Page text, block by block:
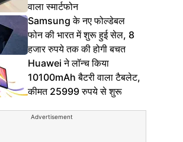
वाला स्मार्टफोन
Samsung के नए फोल्डेबल
फोन की भारत में शुरू हुई सेल, 8
हजार रुपये तक की होगी बचत
Huawei ने लॉन्च किया
10100mAh बैटरी वाला टैबलेट,
कीमत 25999 रुपये से शुरू
Advertisement